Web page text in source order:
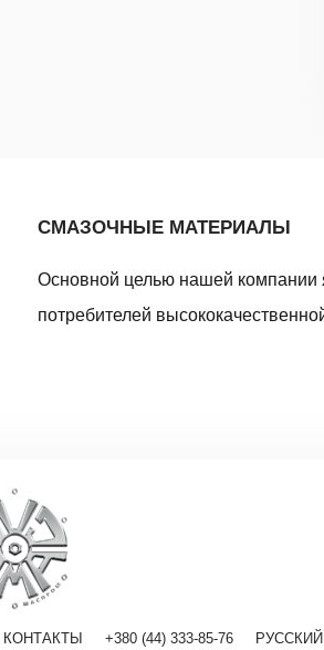
СМАЗОЧНЫЕ МАТЕРИАЛЫ
Основной целью нашей компании
потребителей
КОНТАКТЫ +380 (44) 333-85-76 РУССКИЙ